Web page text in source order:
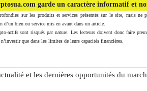
garde un caractère informatif et
sur les produits et services présentés sur le site, mais
d’un bien ou service mis en avant dans un article.
actifs sont risqués par nature. Les lecteurs doivent donc faire
que dans les limites de leurs capacités financières.
et les dernières opportunités du